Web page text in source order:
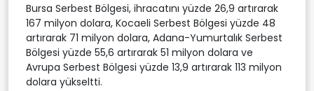
Bursa Serbest Bölgesi, ihracatını yüzde 26,9 artırarak
167 milyon dolara, Kocaeli Serbest Bölgesi yüzde 48
artırarak 71 milyon dolara, Adana-Yumurtalık Serbest
Bölgesi yüzde 55,6 artırarak 51 milyon dolara ve
Avrupa Serbest Bölgesi yüzde 13,9 artırarak 113 milyon
dolara yükseltti.